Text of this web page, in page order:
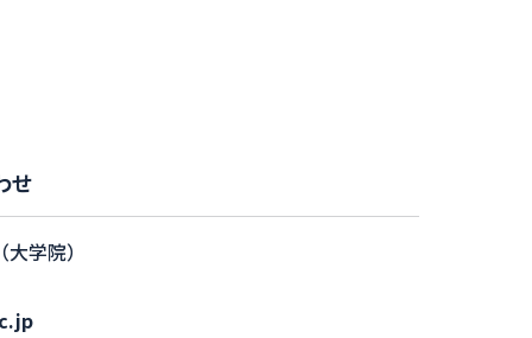
せ
学院）